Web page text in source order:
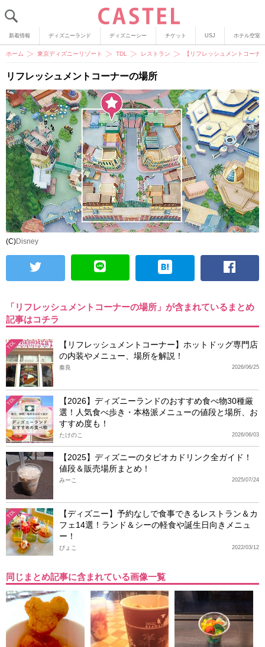
新着情報 ディズニーランド ディズニーシー チケット USJ ホテル空室
ホーム 東京ディズニーリゾート TDL レストラン 【リフレッシュメントコー
リフレッシュメントコーナーの場所
(C)Disney
「リフレッシュメントコーナーの場所」が含まれているまとめ
記事はコチラ
TDL
【リフレッシュメントコーナー】ホットドッグ専門店
の内装やメニュー、場所を解説！
2026/06/25
奏良
TDL
【2026】ディズニーランドのおすすめ食べ物30種厳
選！人気食べ歩き・本格派メニューの値段と場所、お
すすめ度も！
2026/06/03
たけのこ
【2025】ディズニーのタピオカドリンク全ガイド！
値段＆販売場所まとめ！
2025/07/24
みーこ
TDL
【ディズニー】予約なしで食事できるレストラン＆カ
フェ14選！ランド＆シーの軽食や誕生日向きメニュ
ー！
2022/03/12
ぴょこ
同じまとめ記事に含まれている画像一覧